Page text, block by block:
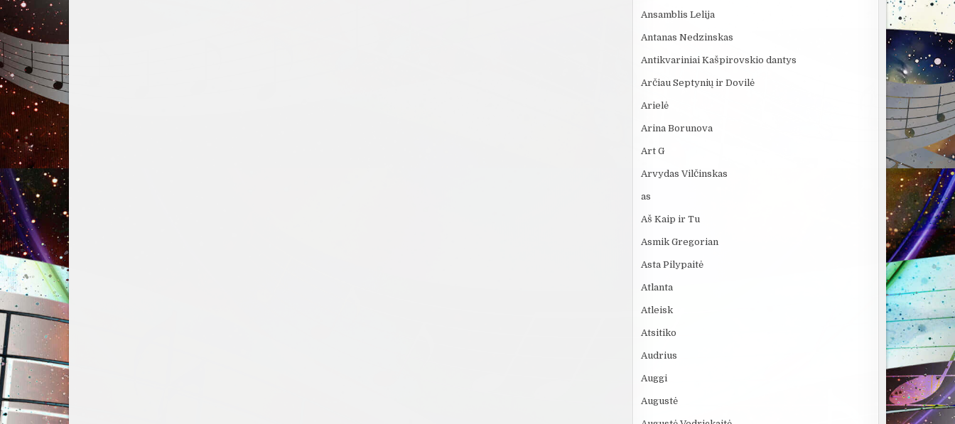
Ansamblis Lelija
Antanas Nedzinskas
Antikvariniai Kašpirovskio dantys
Arčiau Septynių ir Dovilė
Arielė
Arina Borunova
Art G
Arvydas Vilčinskas
as
Aš Kaip ir Tu
Asmik Gregorian
Asta Pilypaitė
Atlanta
Atleisk
Atsitiko
Audrius
Auggi
Augustė